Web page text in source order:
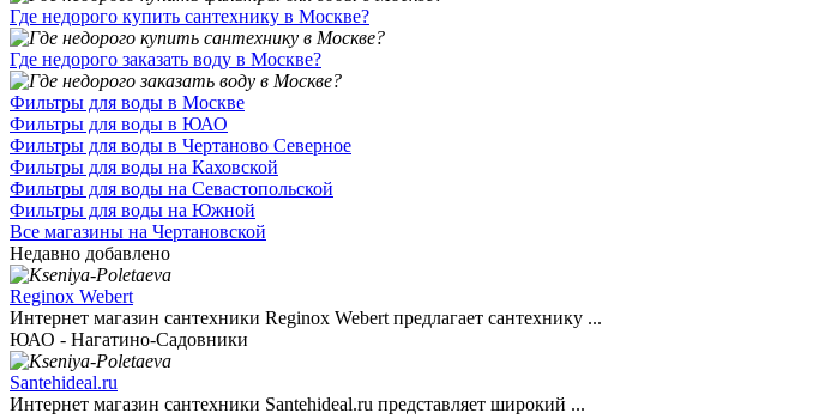
Где недорого купить сантехнику в Москве?
Где недорого заказать воду в Москве?
Фильтры для воды в Москве
Фильтры для воды в ЮАО
Фильтры для воды в Чертаново Северное
Фильтры для воды на Каховской
Фильтры для воды на Севастопольской
Фильтры для воды на Южной
Все магазины на Чертановской
Недавно добавлено
Reginox Webert
Интернет магазин сантехники Reginox Webert предлагает сантехнику ...
ЮАО - Нагатино-Садовники
Santehideal.ru
Интернет магазин сантехники Santehideal.ru представляет широкий ...